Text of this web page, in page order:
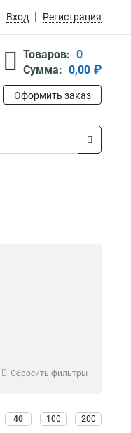
Вход Регистрация
Товаров: 0
Сумма: 0,00 ₽
Оформить заказ
Сбросить фильтры
40 100 200